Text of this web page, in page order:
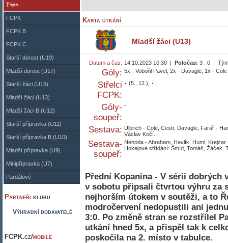
Týmy
FCPK
FCPK B
FCPK C
Starší dorost (U19)
Mladší dorost (U17)
Starší žáci (U15)
Mladší žáci (U13)
Mladší žáci B (U12)
Starší přípravka (U11)
Starší přípravka B (U10)
Mladší přípravka (U9)
Minipřípravka (U7)
Pardálové
Partneři klubu
Výhradní dodavatelé
FCPK.cz/mobile
Karta utkání
Mladší žáci (U13)
Datum a čas: 14.10.2023 10:30 | Poločas: 3 : 0 |
Góly: 5x - Vobořil Pavel, 2x - Davagle, 1x - Cole
Střelci
FCPK:
(5., 12.),
Góly-
soupeř:
-
Sestava: Ulbrich - Cole, Cestr, Davagle, Farář -
Václav Kočí.
Sestava-
soupeř:
Nehoda - Abraham, Havlík, Huml,
Hokejové střídání: Šmíd, Tomáš, Žáček.
Přední Kopanina - V sérii
v sobotu připsali čtvrtou výhru za
nejhorším útokem v soutěži, a to
modročervení nedopustili ani
3:0. Po změně stran se rozstřílel
utkání hned 5x, a přispěl tak k
poskočila na 2. místo v tabulce.